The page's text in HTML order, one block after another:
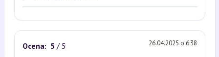
Ocena: 5 / 5 26.04.2025 o 6:38